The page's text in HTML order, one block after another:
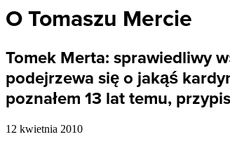
O Tomaszu Mercie
Tomek Merta: sprawiedliwy
podejrzewa się o jakąś
poznałem 13 lat temu,
12 kwietnia 2010